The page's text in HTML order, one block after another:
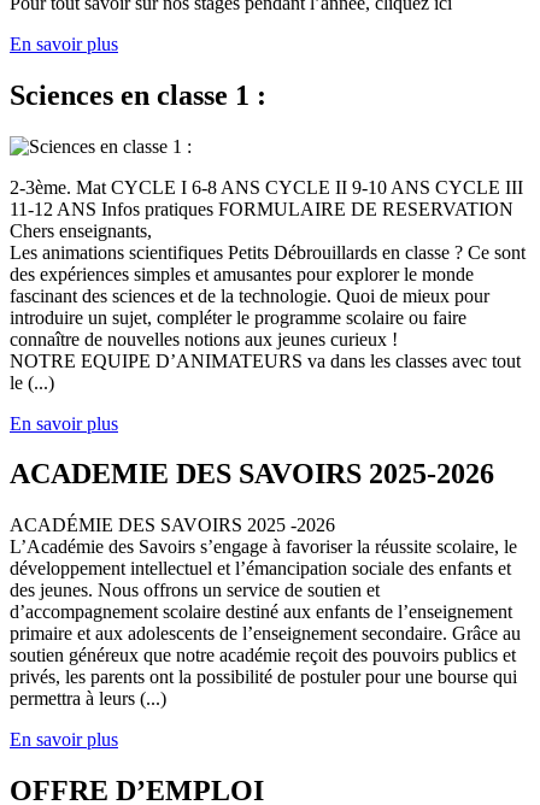
En savoir plus
Sciences en classe 1 :
2-3ème. Mat CYCLE I 6-8 ANS CYCLE II 9-10 ANS CYCLE III
11-12 ANS Infos pratiques FORMULAIRE DE RESERVATION
Chers enseignants,
Les animations scientifiques Petits Débrouillards en classe ? Ce sont
des expériences simples et amusantes pour explorer le monde
fascinant des sciences et de la technologie. Quoi de mieux pour
introduire un sujet, compléter le programme scolaire ou faire
connaître de nouvelles notions aux jeunes curieux !
NOTRE EQUIPE D’ANIMATEURS va dans les classes avec tout
le (...)
En savoir plus
ACADEMIE DES SAVOIRS 2025-2026
ACADÉMIE DES SAVOIRS 2025 -2026
L’Académie des Savoirs s’engage à favoriser la réussite scolaire, le
développement intellectuel et l’émancipation sociale des enfants et
des jeunes. Nous offrons un service de soutien et
d’accompagnement scolaire destiné aux enfants de l’enseignement
primaire et aux adolescents de l’enseignement secondaire. Grâce au
soutien généreux que notre académie reçoit des pouvoirs publics et
privés, les parents ont la possibilité de postuler pour une bourse qui
permettra à leurs (...)
En savoir plus
OFFRE D’EMPLOI